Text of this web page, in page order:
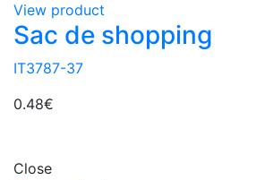
View product
Sac de shopping
IT3787-37
0.48€
Close